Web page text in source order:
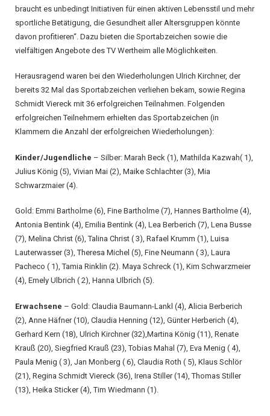
braucht es unbedingt Initiativen für einen aktiven Lebensstil und mehr
sportliche Betätigung, die Gesundheit aller Altersgruppen könnte
davon profitieren“. Dazu bieten die Sportabzeichen sowie die
vielfältigen Angebote des TV Wertheim alle Möglichkeiten.
Herausragend waren bei den Wiederholungen Ulrich Kirchner, der
bereits 32 Mal das Sportabzeichen verliehen bekam, sowie Regina
Schmidt Viereck mit 36 erfolgreichen Teilnahmen. Folgenden
erfolgreichen Teilnehmern erhielten das Sportabzeichen (in
Klammern die Anzahl der erfolgreichen Wiederholungen):
Kinder/Jugendliche – Silber: Marah Beck (1), Mathilda Kazwah( 1),
Julius König (5), Vivian Mai (2), Maike Schlachter (3), Mia
Schwarzmaier (4).
Gold: Emmi Bartholme (6), Fine Bartholme (7), Hannes Bartholme (4),
Antonia Bentink (4), Emilia Bentink (4), Lea Berberich (7), Lena Busse
(7), Melina Christ (6), Talina Christ ( 3), Rafael Krumm (1), Luisa
Lauterwasser (3), Theresa Michel (5), Fine Neumann ( 3), Laura
Pacheco ( 1), Tamia Rinklin (2). Maya Schreck (1), Kim Schwarzmeier
(4), Emely Ulbrich ( 2), Hanna Ulbrich (5).
Erwachsene – Gold: Claudia Baumann-Lankl (4), Alicia Berberich
(2), Anne Häfner (10), Claudia Henning (12), Günter Herberich (4),
Gerhard Kern (18), Ulrich Kirchner (32),Martina König (11), Renate
Krauß (20), Siegfried Krauß (23), Tobias Mahal (7), Eva Menig ( 4),
Paula Menig ( 3), Jan Monberg ( 6), Claudia Roth ( 5), Klaus Schlör
(21), Regina Schmidt Viereck (36), Irena Stiller (14), Thomas Stiller
(13), Heika Sticker (4), Tim Wiedmann (1).